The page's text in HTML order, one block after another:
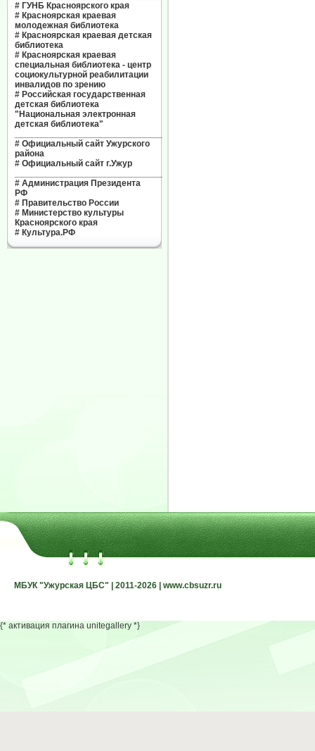
# ГУНБ Красноярского края
# Красноярская краевая
молодежная библиотека
# Красноярская краевая детская
библиотека
# Красноярская краевая
специальная библиотека - центр
социокультурной реабилитации
инвалидов по зрению
# Российская государственная
детская библиотека
"Национальная электронная
детская библиотека"
# Официальный сайт Ужурского
района
# Официальный сайт г.Ужур
# Администрация Президента
РФ
# Правительство России
# Министерство культуры
Красноярского края
# Культура.РФ
МБУК "Ужурская ЦБС" | 2011-2026 | www.cbsuzr.ru
МБУК "Ужурская ЦБС" | 2011-2026 | www.cbsuzr.ru
{* активация плагина unitegallery *}